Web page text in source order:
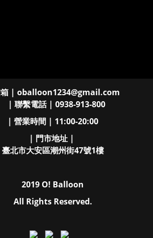
| oballoon1234@gmail.com
| 聯繫電話 | 0938-913-800
| 營業時間 | 11:00-20:00
| 門市地址 |
臺北市大安區潮州街47號1樓
2019 O! Balloon
All Rights Reserved.